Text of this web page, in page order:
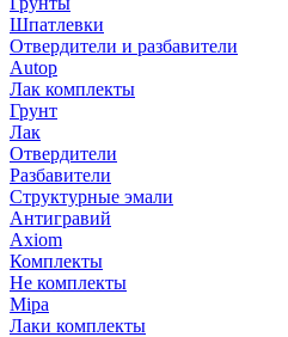
Шпатлевки
Отвердители и разбавители
Autop
Лак комплекты
Грунт
Лак
Отвердители
Разбавители
Структурные эмали
Антигравий
Axiom
Комплекты
Не комплекты
Mipa
Лаки комплекты